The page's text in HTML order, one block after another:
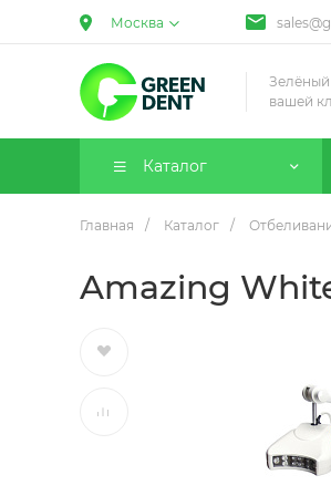
Москва
Зелёный
вашей
Каталог
Главная / Каталог /
Amazing